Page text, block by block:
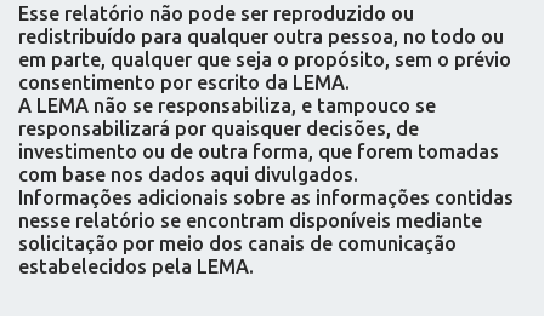
Esse relatório não pode ser reproduzido ou
redistribuído para qualquer outra pessoa, no todo ou
em parte, qualquer que seja o propósito, sem o prévio
consentimento por escrito da LEMA.
A LEMA não se responsabiliza, e tampouco se
responsabilizará por quaisquer decisões, de
investimento ou de outra forma, que forem tomadas
com base nos dados aqui divulgados.
Informações adicionais sobre as informações contidas
nesse relatório se encontram disponíveis mediante
solicitação por meio dos canais de comunicação
estabelecidos pela LEMA.